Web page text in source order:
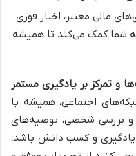
مالی معتبر، اخبار فوری
به شما کمک می‌کند تا همیشه
و تمرکز بر یادگیری مستمر
اجتماعی، همیشه با
و بررسی شخصی، توصیه‌های
یادگیری و کسب دانش باشد،